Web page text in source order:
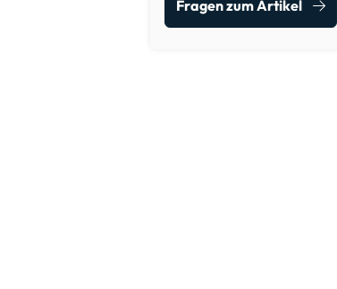
Fragen zum Artikel